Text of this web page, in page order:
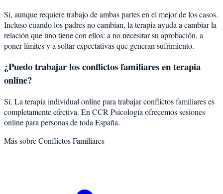
Sí, aunque requiere trabajo de ambas partes en el mejor de los casos.
Incluso cuando los padres no cambian, la terapia ayuda a cambiar la
relación que uno tiene con ellos: a no necesitar su aprobación, a
poner límites y a soltar expectativas que generan sufrimiento.
¿Puedo trabajar los conflictos familiares en terapia
online?
Sí. La terapia individual online para trabajar conflictos familiares es
completamente efectiva. En CCR Psicología ofrecemos sesiones
online para personas de toda España.
Más sobreConflictos Familiares